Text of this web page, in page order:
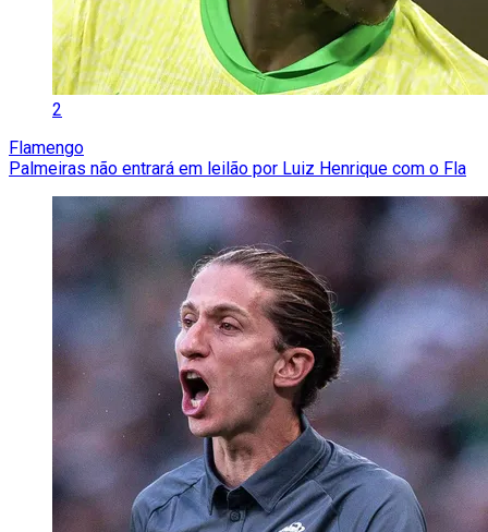
2
Flamengo
Palmeiras não entrará em leilão por Luiz Henrique com o Fla